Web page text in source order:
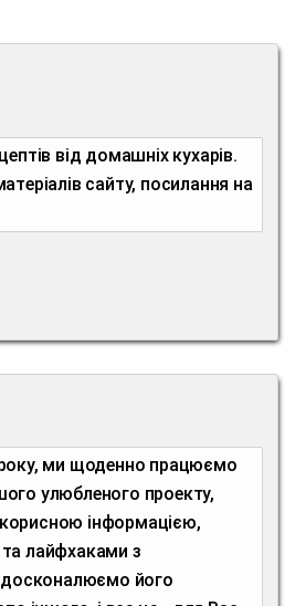
від домашніх кухарів.
сайту, посилання на
улюбленого проекту,
інформацією,
лайфхаками з
його